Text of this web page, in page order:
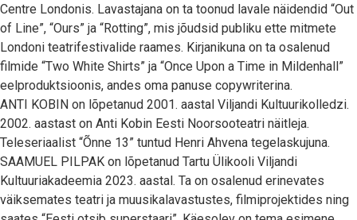
Centre Londonis. Lavastajana on ta toonud lavale näidendid “Out
of Line”, “Ours” ja “Rotting”, mis jõudsid publiku ette mitmete
Londoni teatrifestivalide raames. Kirjanikuna on ta osalenud
filmide “Two White Shirts” ja “Once Upon a Time in Mildenhall”
eelproduktsioonis, andes oma panuse copywriterina.
ANTI KOBIN on lõpetanud 2001. aastal Viljandi Kultuurikolledzi.
2002. aastast on Anti Kobin Eesti Noorsooteatri näitleja.
Teleseriaalist “Õnne 13” tuntud Henri Ahvena tegelaskujuna.
SAAMUEL PILPAK on lõpetanud Tartu Ülikooli Viljandi
Kultuuriakadeemia 2023. aastal. Ta on osalenud erinevates
väiksemates teatri ja muusikalavastustes, filmiprojektides ning